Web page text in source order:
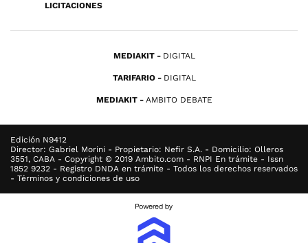
LICITACIONES
MEDIAKIT DIGITAL
TARIFARIO DIGITAL
MEDIAKIT AMBITO DEBATE
Edición N9412
Director: Gabriel Morini - Propietario: Nefir S.A. - Domicilio: Olleros
3551, CABA - Copyright © 2019 Ambito.com - RNPI En trámite - Issn
1852 9232 - Registro DNDA en trámite - Todos los derechos reservados
- Términos y condiciones de uso